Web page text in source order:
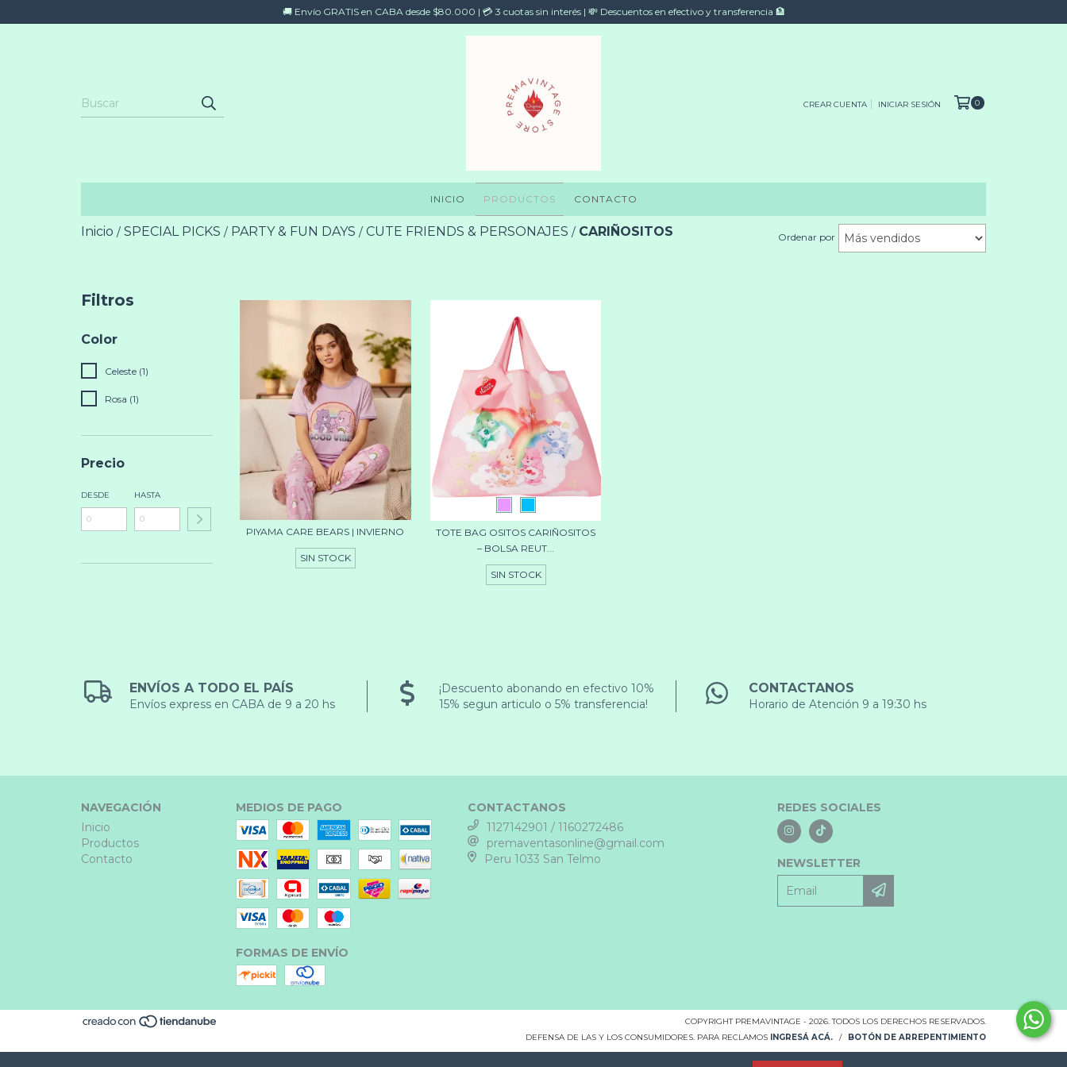
🚚 Envío GRATIS en CABA desde $80.000 | 💳 3 cuotas sin interés | 💸 Descuentos en efectivo y transferencia 🏦
CREAR CUENTA INICIAR SESIÓN 0
INICIO PRODUCTOS CONTACTO
Inicio / SPECIAL PICKS / PARTY & FUN DAYS / CUTE FRIENDS & PERSONAJES / CARIÑOSITOS Ordenar por
Filtros
Color
Celeste (1)
Rosa (1)
Precio
DESDE HASTA
PIYAMA CARE BEARS | INVIERNO
SIN STOCK
TOTE BAG OSITOS CARIÑOSITOS
– BOLSA REUT...
SIN STOCK
ENVÍOS A TODO EL PAÍS
Envíos express en CABA de 9 a 20 hs
¡Descuento abonando en efectivo 10%
15% segun articulo o 5% transferencia!
CONTACTANOS
Horario de Atención 9 a 19:30 hs
NAVEGACIÓN
Inicio
Productos
Contacto
MEDIOS DE PAGO
FORMAS DE ENVÍO
CONTACTANOS
1127142901 / 1160272486
premaventasonline@gmail.com
Peru 1033 San Telmo
REDES SOCIALES
NEWSLETTER
COPYRIGHT PREMAVINTAGE - 2026. TODOS LOS DERECHOS RESERVADOS.
DEFENSA DE LAS Y LOS CONSUMIDORES. PARA RECLAMOS INGRESÁ ACÁ. / BOTÓN DE ARREPENTIMIENTO